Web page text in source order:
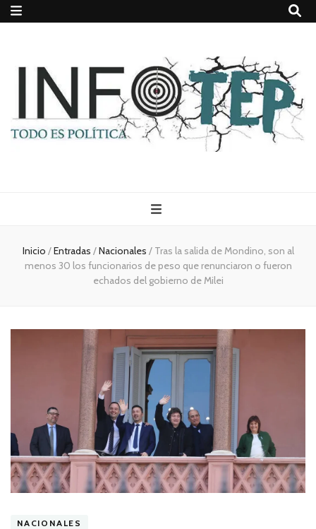
Todo es
(rosca)
política
Inicio /Entradas /Nacionales / Tras la salida de Mondino, son al
menos 30 los funcionarios de peso que renunciaron o fueron
echados del gobierno de Milei
NACIONALES